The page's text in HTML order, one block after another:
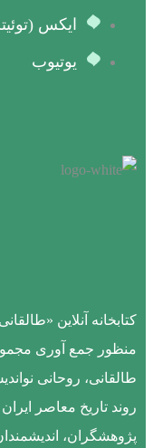
ایکس
یوتیوب
کتابخانه آنلاین
منظور جمع آوری
طالقانی، روحانی
روند تاریخ معاصر
پژوهشگران،